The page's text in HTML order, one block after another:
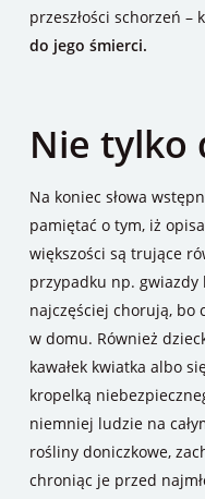
przeszłości schorzeń –
do jego śmierci.
Nie tylko
Na koniec słowa
pamiętać o tym, iż
większości są trujące
przypadku np. gwiazdy
najczęściej chorują, bo
w domu. Również
kawałek kwiatka albo
kropelką
niemniej ludzie na
rośliny doniczkowe,
chroniąc je przed